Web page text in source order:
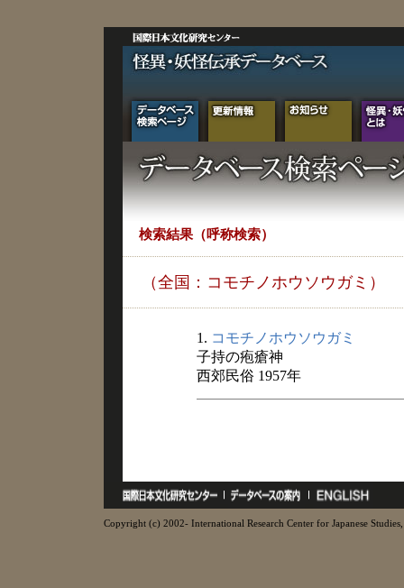
検索結果（呼称検索）
（全国：コモチノホウソウガミ）
1. コモチノホウソウガミ
子持の疱瘡神
西郊民俗 1957年
Copyright (c) 2002- International Research Center for Japanese